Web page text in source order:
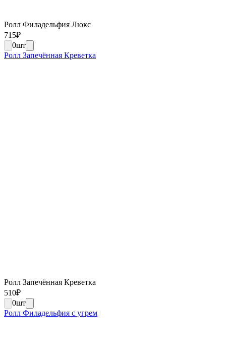
Ролл Филадельфия Люкс
715₽
0шт
Ролл Запечённая Креветка
Ролл Запечённая Креветка
510₽
0шт
Ролл Филадельфия с угрем